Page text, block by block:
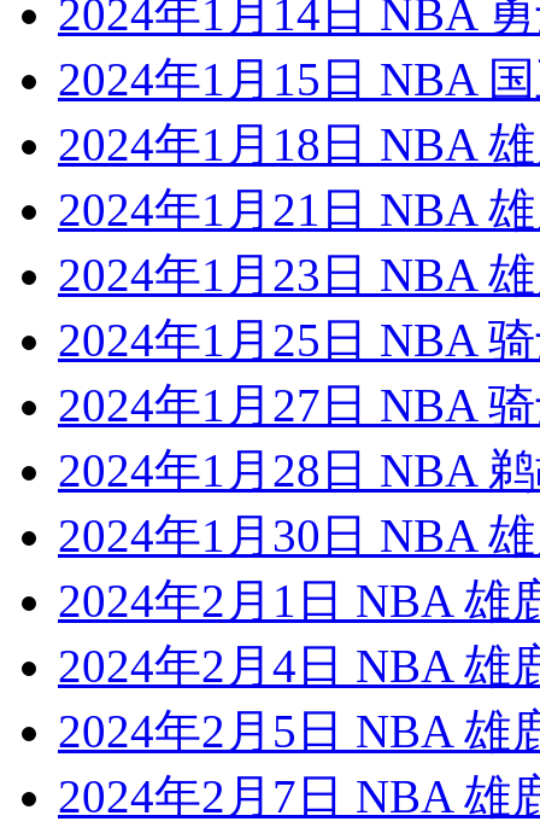
2024年1月14日 NBA
2024年1月15日 NBA
2024年1月18日 NBA
2024年1月21日 NBA
2024年1月23日 NBA
2024年1月25日 NBA
2024年1月27日 NBA
2024年1月28日 NBA
2024年1月30日 NBA
2024年2月1日 NBA 雄
2024年2月4日 NBA 雄
2024年2月5日 NBA 雄
2024年2月7日 NBA 雄